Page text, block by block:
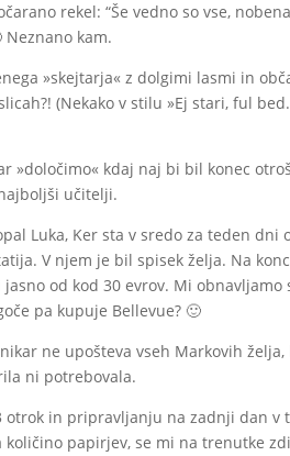
rekel: “Še vedno so vse,
kam.
»skejtarja« z dolgimi lasmi in
(Nekako v stilu »Ej stari, ful
»določimo« kdaj naj bi bil konec
učitelji.
Luka, Ker sta v sredo za teden dni
V njem je bil spisek želja. Na
od kod 30 evrov. Mi
pa kupuje Bellevue? 🙂
ne upošteva vseh Markovih
ni potrebovala.
in pripravljanju na zadnji dan v
papirjev, se mi na trenutke